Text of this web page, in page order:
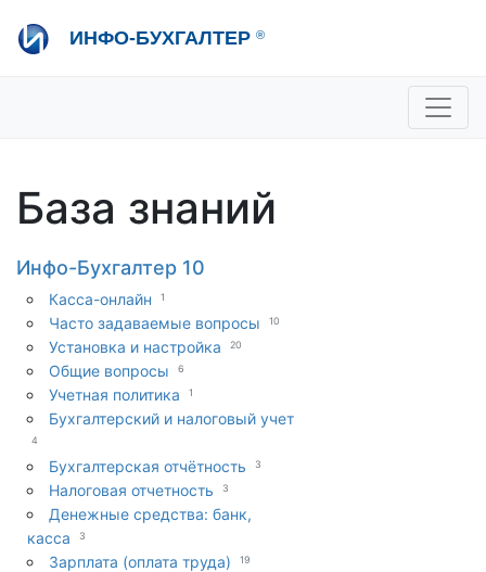
ИНФО-БУХГАЛТЕР ®
Отдел продаж
Консультации
База знаний
Инфо-Бухгалтер 10
Касса-онлайн 1
Часто задаваемые вопросы 10
Установка и настройка 20
Общие вопросы 6
Учетная политика 1
Бухгалтерский и налоговый учет
4
Бухгалтерская отчётность 3
Налоговая отчетность 3
Денежные средства: банк,
касса
3
Зарплата (оплата труда) 19